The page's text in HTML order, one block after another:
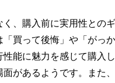
く、購入前に実用性との
「買って後悔」や「がっ
能に魅力を感じて購入
面があるようです。また